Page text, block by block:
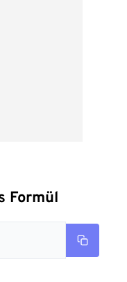
Formül